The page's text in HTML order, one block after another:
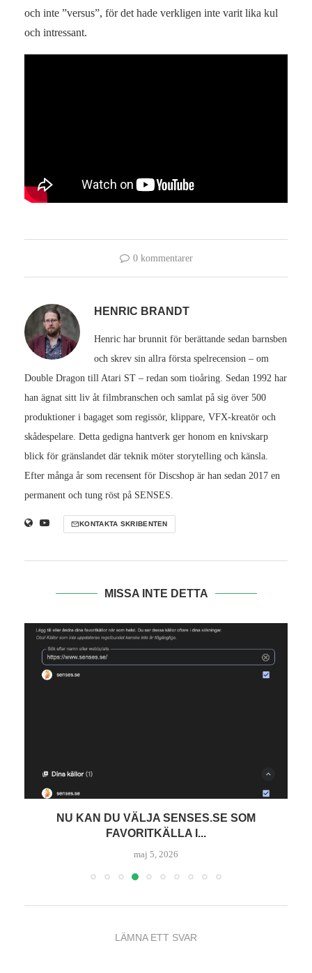
och inte ”versus”, för det hade verkligen inte varit lika kul
och intressant.
0 kommentarer
HENRIC BRANDT
Henric har brunnit för berättande sedan barnsben
och skrev sin allra första spelrecension – om
Double Dragon till Atari ST – redan som tioåring. Sedan 1992 har
han ägnat sitt liv åt filmbranschen och samlat på sig över 500
produktioner i bagaget som regissör, klippare, VFX-kreatör och
skådespelare. Detta gedigna hantverk ger honom en knivskarp
blick för gränslandet där teknik möter storytelling och känsla.
Efter många år som recensent för Discshop är han sedan 2017 en
permanent och tung röst på SENSES.
KONTAKTA SKRIBENTEN
MISSA INTE DETTA
NU KAN DU VÄLJA SENSES.SE SOM
FAVORITKÄLLA I...
maj 5, 2026
LÄMNA ETT SVAR